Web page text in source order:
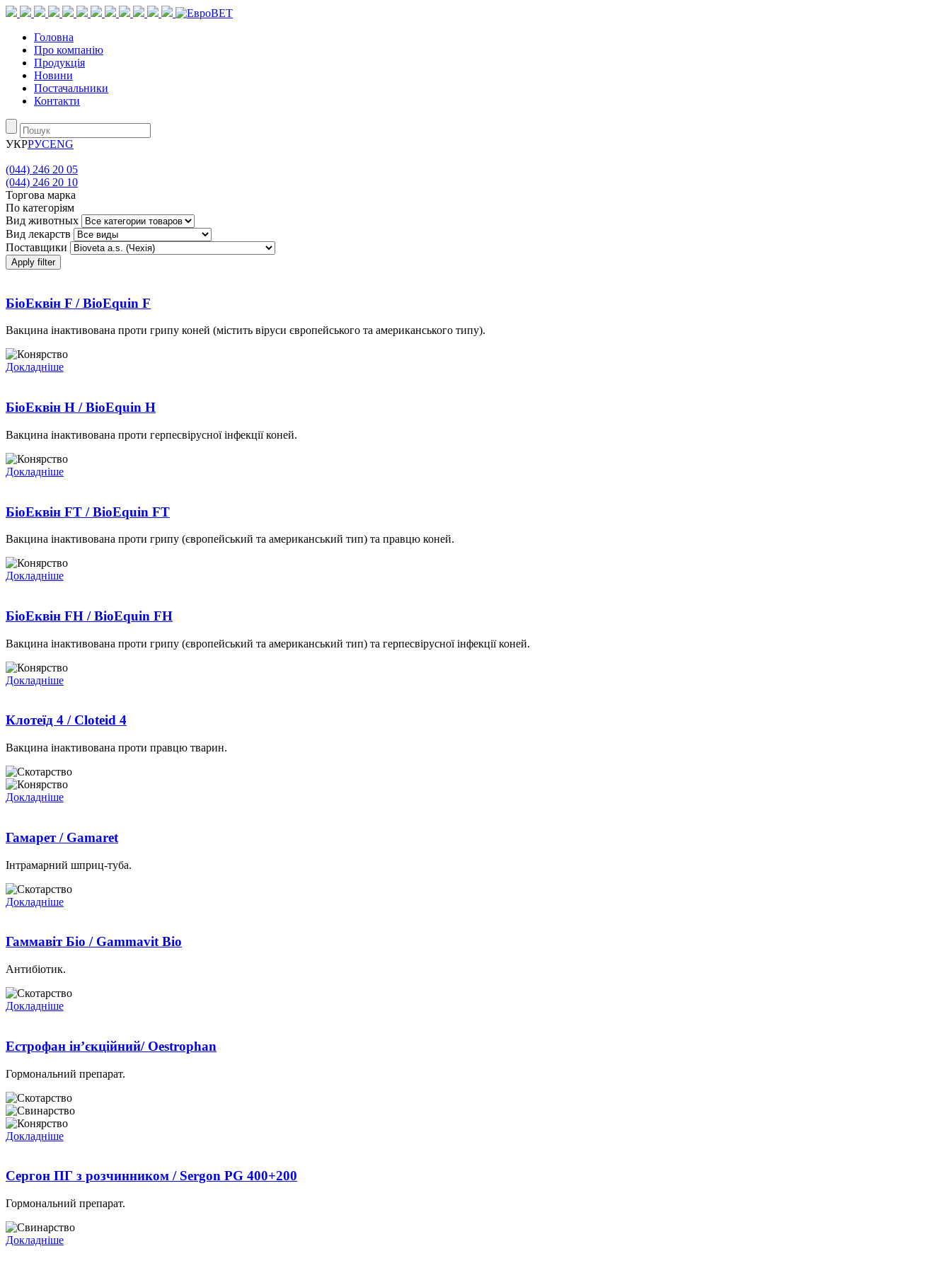
Головна
Про компанію
Продукція
Новини
Постачальники
Контакти
УКРРУСENG
(044) 246 20 05
(044) 246 20 10
Торгова марка
По категоріям
Вид животных
Вид лекарств
Поставщики
Apply filter
БіоЕквін F / BioEquin F
Вакцина інактивована проти грипу коней (містить віруси європейського та американського типу).
Докладніше
БіоЕквін H / BioEquin H
Вакцина інактивована проти герпесвірусної інфекції коней.
Докладніше
БіоЕквін FT / BioEquin FТ
Вакцина інактивована проти грипу (європейський та американський тип) та правцю коней.
Докладніше
БіоЕквін FH / BioEquin FH
Вакцина інактивована проти грипу (європейський та американський тип) та герпесвірусної інфекції коней.
Докладніше
Клотеїд 4 / Cloteid 4
Вакцина інактивована проти правцю тварин.
Докладніше
Гамарет / Gamaret
Інтрамарний шприц-туба.
Докладніше
Гаммавіт Біо / Gammavit Bio
Антибіотик.
Докладніше
Естрофан ін’єкційний/ Oestrophan
Гормональний препарат.
Докладніше
Сергон ПГ з розчинником / Sergon PG 400+200
Гормональний препарат.
Докладніше